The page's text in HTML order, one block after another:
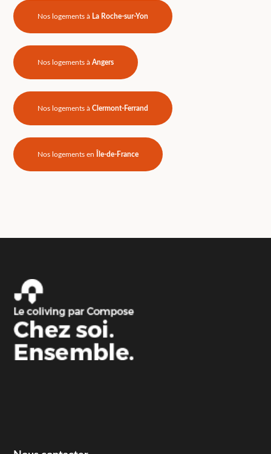
Nos logements à La Roche-sur-Yon
Nos logements àAngers
Nos logements àClermont-Ferrand
Nos logements en Île-de-France